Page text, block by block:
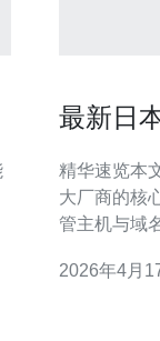
最新日
精华速览本
大厂商的核
管主机与域
度与成本效
2026年4月